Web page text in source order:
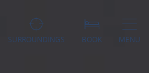
SURROUNDINGS BOOK MENU